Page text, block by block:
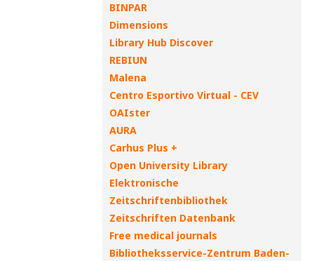
BINPAR
Dimensions
Library Hub Discover
REBIUN
Malena
Centro Esportivo Virtual - CEV
OAIster
AURA
Carhus Plus +
Open University Library
Elektronische
Zeitschriftenbibliothek
Zeitschriften Datenbank
Free medical journals
Bibliotheksservice-Zentrum Baden-